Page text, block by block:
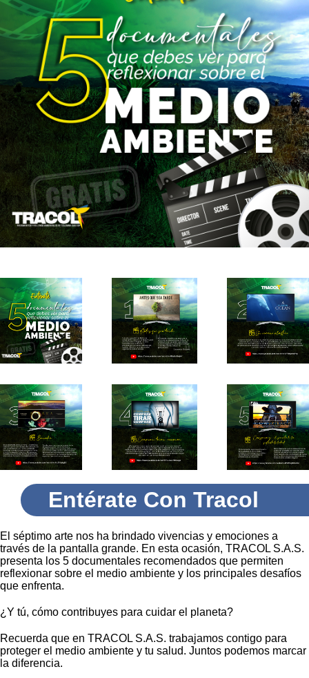
Entérate Con Tracol
El séptimo arte nos ha brindado vivencias y emociones a
través de la pantalla grande. En esta ocasión, TRACOL S.A.S.
presenta los 5 documentales recomendados que permiten
reflexionar sobre el medio ambiente y los principales desafíos
que enfrenta.
¿Y tú, cómo contribuyes para cuidar el planeta?
Recuerda que en TRACOL S.A.S. trabajamos contigo para
proteger el medio ambiente y tu salud. Juntos podemos marcar
la diferencia.